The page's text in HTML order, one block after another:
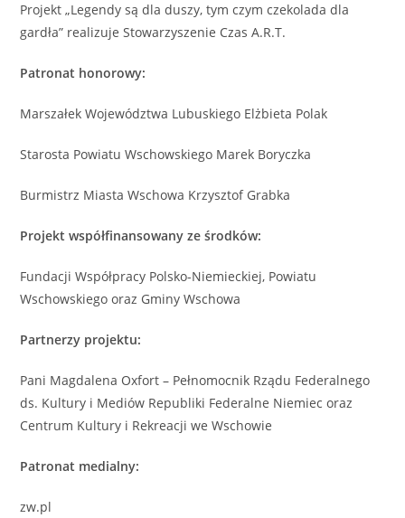
Projekt „Legendy są dla duszy, tym czym czekolada dla
gardła” realizuje Stowarzyszenie Czas A.R.T.
Patronat honorowy:
Marszałek Województwa Lubuskiego Elżbieta Polak
Starosta Powiatu Wschowskiego Marek Boryczka
Burmistrz Miasta Wschowa Krzysztof Grabka
Projekt współfinansowany ze środków:
Fundacji Współpracy Polsko-Niemieckiej, Powiatu
Wschowskiego oraz Gminy Wschowa
Partnerzy projektu:
Pani Magdalena Oxfort – Pełnomocnik Rządu Federalnego
ds. Kultury i Mediów Republiki Federalne Niemiec oraz
Centrum Kultury i Rekreacji we Wschowie
Patronat medialny:
zw.pl